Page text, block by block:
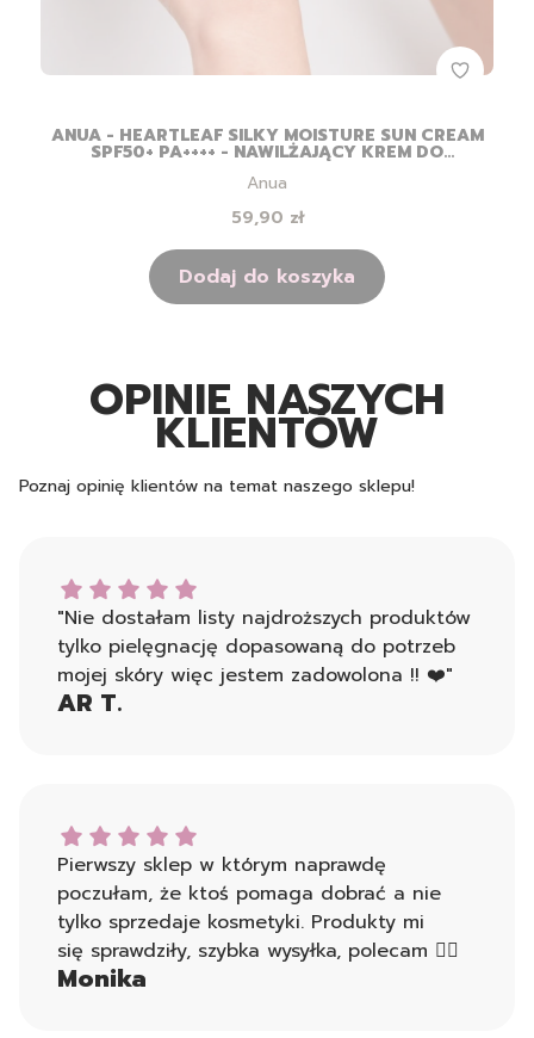
ANUA - HEARTLEAF SILKY MOISTURE SUN CREAM
SPF50+ PA++++ - NAWILŻAJĄCY KREM DO
TWARZY Z FILTREM - 50ML
Producent
Anua
Cena
59,90 zł
Dodaj do koszyka
OPINIE NASZYCH
KLIENTÓW
Poznaj opinię klientów na temat naszego sklepu!
AR T. dał ocenę: 5
"Nie dostałam listy najdroższych produktów
tylko pielęgnację dopasowaną do potrzeb
mojej skóry więc jestem zadowolona !! ❤️"
AR T.
Monika dał ocenę: 5
Pierwszy sklep w którym naprawdę
poczułam, że ktoś pomaga dobrać a nie
tylko sprzedaje kosmetyki. Produkty mi
się sprawdziły, szybka wysyłka, polecam 👍🏻
Monika